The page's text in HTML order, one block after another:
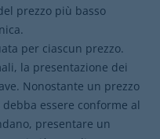
prezzo più basso
per ciascun prezzo.
la presentazione dei
Nonostante un prezzo
essere conforme al
presentare un